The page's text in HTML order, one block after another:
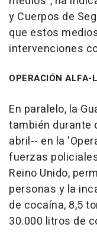
y Cuerpos de
que estos
intervenciones
OPERACIÓN
En paralelo, la
también durante
abril-- en la
fuerzas
Reino Unido,
personas y la
de cocaína, 8,5
30.000 litros de